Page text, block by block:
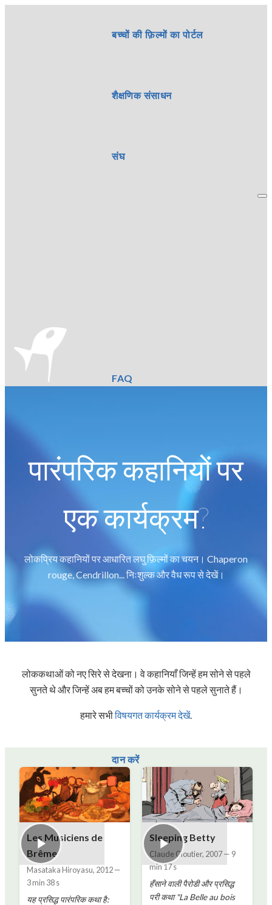
बच्चों की फ़िल्मों का पोर्टल
शैक्षणिक संसाधन
संघ
FAQ
दान करें
पारंपरिक कहानियों पर
एक कार्यक्रम?
लोकप्रिय कहानियों पर आधारित लघु फ़िल्मों का चयन। Chaperon
rouge, Cendrillon... निःशुल्क और वैध रूप से देखें।
लोककथाओं को नए सिरे से देखना। वे कहानियाँ जिन्हें हम सोने से पहले
सुनते थे और जिन्हें अब हम बच्चों को उनके सोने से पहले सुनाते हैं।
हमारे सभीविषयगत कार्यक्रम देखें.
Les Musiciens de
Brême
Masataka Hiroyasu, 2012—
3 min 38 s
यह प्रसिद्ध पारंपरिक कथा है:
Sleeping Betty
Claude Cloutier, 2007— 9
min 17 s
हँसाने वाली पैरोडी और प्रसिद्ध
परी कथा "La Belle au bois